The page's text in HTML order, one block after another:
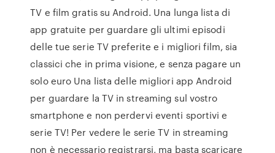
TV e film gratis su Android. Una lunga lista di
app gratuite per guardare gli ultimi episodi
delle tue serie TV preferite e i migliori film, sia
classici che in prima visione, e senza pagare un
solo euro Una lista delle migliori app Android
per guardare la TV in streaming sul vostro
smartphone e non perdervi eventi sportivi e
serie TV! Per vedere le serie TV in streaming
non è necessario registrarsi, ma basta scaricare